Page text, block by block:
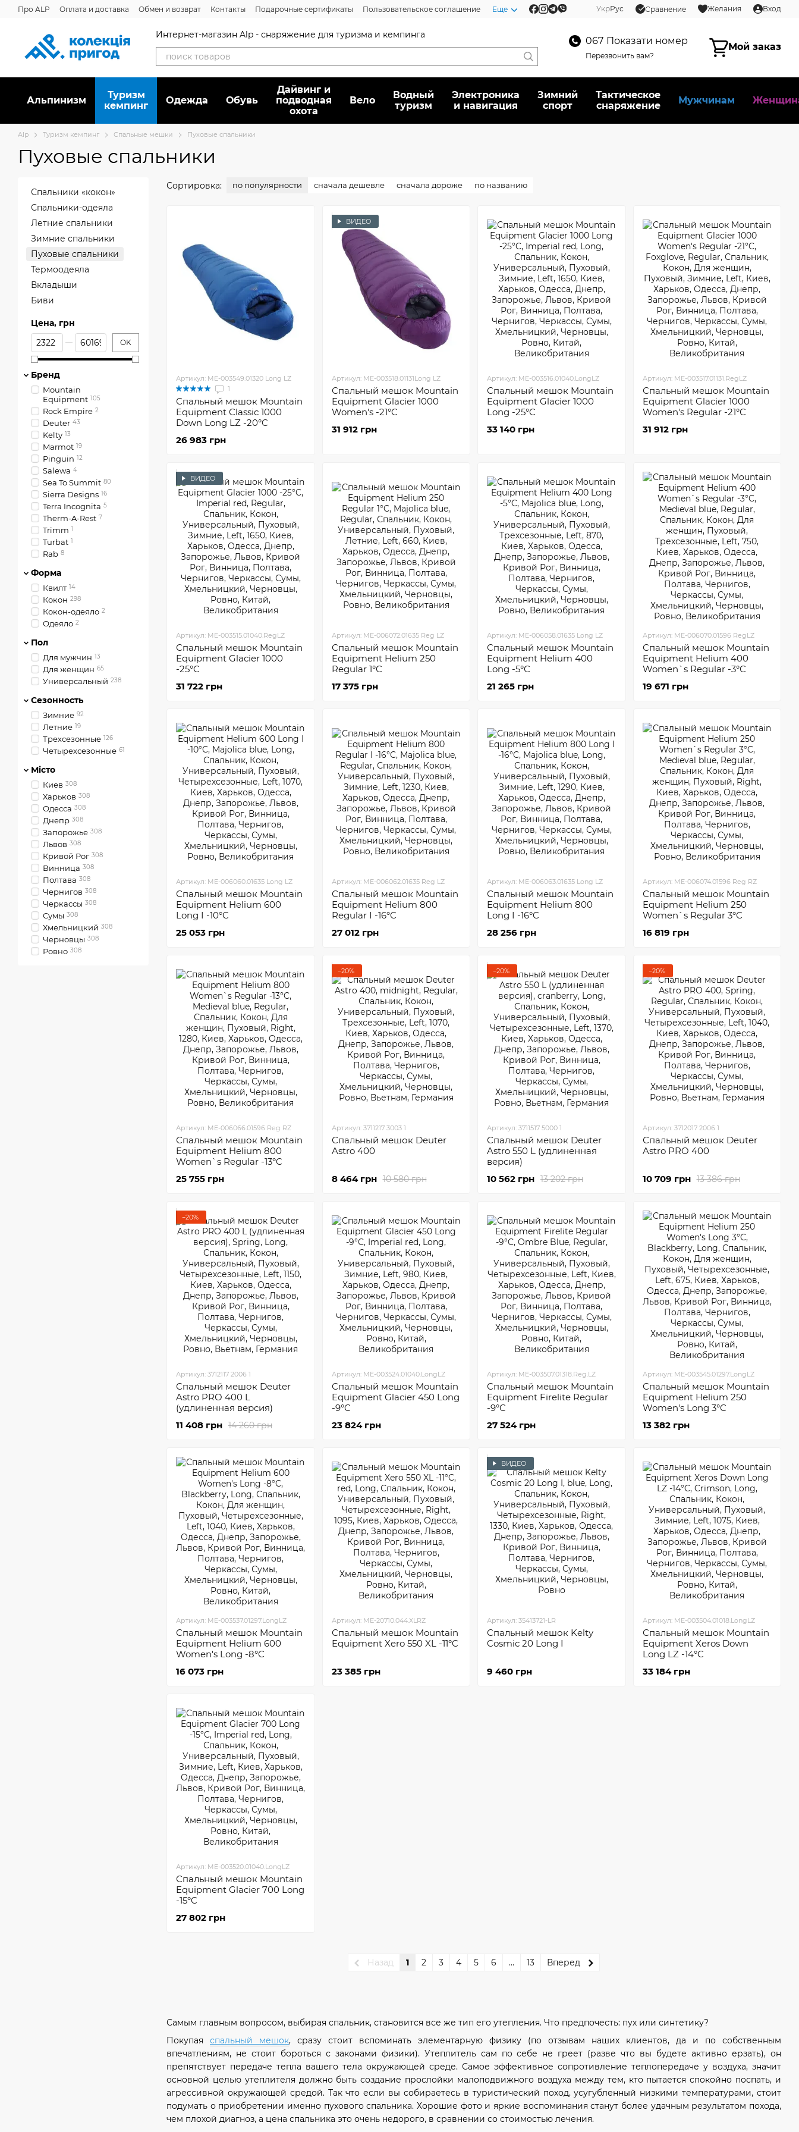
Перейти к основному контенту
Про ALP Оплата и доставка Обмен и возврат Контакты Подарочные сертификаты Пользовательское соглашение Еще УкрРус Сравнение Желания Вход
Интернет-магазин Alp - снаряжение для туризма и кемпинга
067 Показати номер
Перезвонить вам?
Мой заказ
Альпинизм
Туризм
кемпинг
Oдежда Обувь
Дайвинг и
подводная
охота
Вело
Водный
туризм
Электроника
и навигация
Зимний
спорт
Тактическое
снаряжение
Мужчинам
Alp Туризм кемпинг Спальные мешки Пуховые спальники
Пуховые спальники
Сортировка: по популярности сначала дешевле сначала дороже по названию
Самым главным вопросом, выбирая спальник, становится все же тип его утепления. Что предпочесть: пух или синтетику?
Покупая спальный мешок, сразу стоит вспоминать элементарную физику (по отзывам наших клиентов, да и по собственным
впечатлениям, не стоит бороться с законами физики). Утеплитель сам по себе не греет (разве что вы будете активно ерзать), он
препятствует передаче тепла вашего тела окружающей среде. Самое эффективное сопротивление теплопередаче у воздуха, значит
основной целью утеплителя должно быть создание прослойки малоподвижного воздуха между тем, кто пытается спокойно поспать, и
агрессивной окружающей средой. Так что если вы собираетесь в туристический поход, усугубленный низкими температурами, стоит
подумать о приобретении именно пухового спальника. Хорошие фото и яркие воспоминания станут более удачным результатом похода,
чем плохой диагноз, а цена спальника это очень недорого, в сравнении со стоимостью лечения.
Артикул: ME-003549.01320 Long LZ
1
Спальный мешок Mountain
Equipment Classic 1000
Down Long LZ -20°C
26 983 грн
ВИДЕО
Артикул: ME-003518.01131Long LZ
Спальный мешок Mountain
Equipment Glacier 1000
Women's -21°C
31 912 грн
Артикул: ME-003516.01040.LongLZ
Спальный мешок Mountain
Equipment Glacier 1000
Long -25°C
33 140 грн
Артикул: ME-003517.01131.RegLZ
Спальный мешок Mountain
Equipment Glacier 1000
Women's Regular -21°C
31 912 грн
ВИДЕО
Артикул: ME-003515.01040.RegLZ
Спальный мешок Mountain
Equipment Glacier 1000
-25°C
31 722 грн
Артикул: ME-006072.01635 Reg LZ
Спальный мешок Mountain
Equipment Helium 250
Regular 1°C
17 375 грн
Артикул: ME-006058.01635 Long LZ
Спальный мешок Mountain
Equipment Helium 400
Long -5°C
21 265 грн
Артикул: ME-006070.01596 RegLZ
Спальный мешок Mountain
Equipment Helium 400
Women`s Regular -3°C
19 671 грн
Артикул: ME-006060.01635 Long LZ
Спальный мешок Mountain
Equipment Helium 600
Long I -10°C
25 053 грн
Артикул: ME-006062.01635 Reg LZ
Спальный мешок Mountain
Equipment Helium 800
Regular I -16°C
27 012 грн
Артикул: ME-006063.01635 Long LZ
Спальный мешок Mountain
Equipment Helium 800
Long I -16°C
28 256 грн
Артикул: ME-006074.01596 Reg RZ
Спальный мешок Mountain
Equipment Helium 250
Women`s Regular 3°C
16 819 грн
Артикул: ME-006066.01596 Reg RZ
Спальный мешок Mountain
Equipment Helium 800
Women`s Regular -13°C
25 755 грн
−20%
Артикул: 3711217 3003 1
Спальный мешок Deuter
Astro 400
10 580 грн
8 464 грн
−20%
Артикул: 3711517 5000 1
Спальный мешок Deuter
Astro 550 L (удлиненная
версия)
13 202 грн
10 562 грн
−20%
Артикул: 3712017 2006 1
Спальный мешок Deuter
Astro PRO 400
13 386 грн
10 709 грн
−20%
Артикул: 3712117 2006 1
Спальный мешок Deuter
Astro PRO 400 L
(удлиненная версия)
14 260 грн
11 408 грн
Артикул: ME-003524.01040.LongLZ
Спальный мешок Mountain
Equipment Glacier 450 Long
-9°C
23 824 грн
Артикул: ME-003507.01318.Reg.LZ
Спальный мешок Mountain
Equipment Firelite Regular
-9°C
27 524 грн
Артикул: ME-003545.01297.LongLZ
Спальный мешок Mountain
Equipment Helium 250
Women's Long 3°C
13 382 грн
Артикул: ME-003537.01297.LongLZ
Спальный мешок Mountain
Equipment Helium 600
Women's Long -8°C
16 073 грн
Артикул: ME-20710.044.XLRZ
Спальный мешок Mountain
Equipment Xero 550 XL -11°C
23 385 грн
ВИДЕО
Артикул: 35413721-LR
Спальный мешок Kelty
Cosmic 20 Long I
9 460 грн
Артикул: ME-003504.01018.LongLZ
Спальный мешок Mountain
Equipment Xeros Down
Long LZ -14°C
33 184 грн
Артикул: ME-003520.01040.LongLZ
Спальный мешок Mountain
Equipment Glacier 700 Long
-15°C
27 802 грн
Назад 1 2 3 4 5 6 ... 13 Вперед
Спальники «кокон»
Спальники-одеяла
Летние спальники
Зимние спальники
Пуховые спальники
Термоодеяла
Вкладыши
Биви
Цена, грн
От Цена, грн
До Цена, грн OK
Бренд
Mountain
Equipment 105
Rock Empire 2
Deuter 43
Kelty 13
Marmot 19
Pinguin 12
Salewa 4
Sea To Summit 80
Sierra Designs 16
Terra Incognita 5
Therm-A-Rest 7
Trimm 1
Turbat 1
Rab 8
Форма
Квилт 14
Кокон 298
Кокон-одеяло 2
Одеяло 2
Пол
Для мужчин 13
Для женщин 65
Универсальный 238
Сезонность
Зимние 92
Летние 19
Трехсезонные 126
Четырехсезонные 61
Місто
Киев 308
Харьков 308
Одесса 308
Днепр 308
Запорожье 308
Львов 308
Кривой Рог 308
Винница 308
Полтава 308
Чернигов 308
Черкассы 308
Сумы 308
Хмельницкий 308
Черновцы 308
Ровно 308